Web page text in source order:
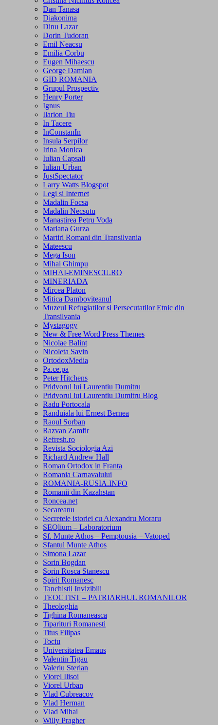
Dan Tanasa
Diakonima
Dinu Lazar
Dorin Tudoran
Emil Neacsu
Emilia Corbu
Eugen Mihaescu
George Damian
GID ROMANIA
Grupul Prospectiv
Henry Porter
Ignus
Ilarion Tiu
In Tacere
InConstanIn
Insula Serpilor
Irina Monica
Iulian Capsali
Iulian Urban
JustSpectator
Larry Watts Blogspot
Legi si Internet
Madalin Focsa
Madalin Necsutu
Manastirea Petru Voda
Mariana Gurza
Martiri Romani din Transilvania
Mateescu
Mega Ison
Mihai Ghimpu
MIHAI-EMINESCU.RO
MINERIADA
Mircea Platon
Mitica Damboviteanul
Muzeul Refugiatilor si Persecutatilor Etnic din
Transilvania
Mystagogy
New & Free Word Press Themes
Nicolae Balint
Nicoleta Savin
OrtodoxMedia
Pa.ce.pa
Peter Hitchens
Pridvorul lui Laurentiu Dumitru
Pridvorul lui Laurentiu Dumitru Blog
Radu Portocala
Randuiala lui Ernest Bernea
Raoul Sorban
Razvan Zamfir
Refresh.ro
Revista Sociologia Azi
Richard Andrew Hall
Roman Ortodox in Franta
Romania Carnavalului
ROMANIA-RUSIA.INFO
Romanii din Kazahstan
Roncea.net
Secareanu
Secretele istoriei cu Alexandru Moraru
SEOlium – Laboratorium
Sf. Munte Athos – Pemptousia – Vatoped
Sfantul Munte Athos
Simona Lazar
Sorin Bogdan
Sorin Rosca Stanescu
Spirit Romanesc
Tanchistii Invizibili
TEOCTIST – PATRIARHUL ROMANILOR
Theologhia
Tighina Romaneasca
Tiparituri Romanesti
Titus Filipas
Tociu
Universitatea Emaus
Valentin Tigau
Valeriu Sterian
Viorel Ilisoi
Viorel Urban
Vlad Cubreacov
Vlad Herman
Vlad Mihai
Willy Pragher